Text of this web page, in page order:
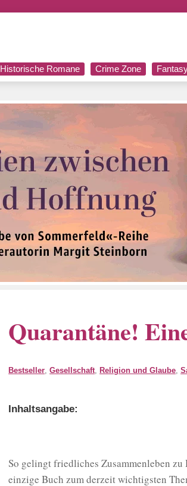
Historische Romane Crime Zone
Quarantäne!
Bestseller,Gesellschaft, Religion und Glaube,
Inhaltsangabe:
So gelingt friedliches Zusammenleben
einzige Buch zum derzeit wichtigsten